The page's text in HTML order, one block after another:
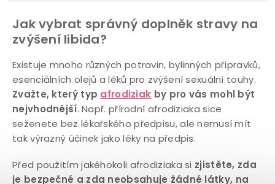
Jak vybrat správný doplněk stravy na
zvýšení libida?
Existuje mnoho různých potravin, bylinných přípravků,
esenciálních olejů a léků pro zvýšení sexuální touhy.
Zvažte, který typ afrodiziak by pro vás mohl být
nejvhodnější. Např. přírodní afrodiziaka sice
seženete bez lékařského předpisu, ale nemusí mít
tak výrazný účinek jako léky na předpis.
Před použitím jakéhokoli afrodiziaka si zjistěte, zda
je bezpečné a zda neobsahuje žádné látky, na